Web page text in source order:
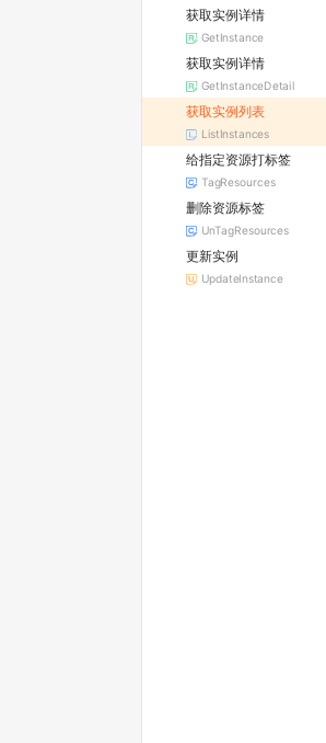
获取实例详情
GetInstance
获取实例详情
GetInstanceDetail
获取实例列表
ListInstances
给指定资源打标签
TagResources
删除资源标签
UnTagResources
更新实例
UpdateInstance